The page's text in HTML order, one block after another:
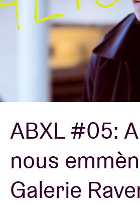
Infos visiteurs
AB ❤ you
Location de salles
BRDCST
ABtv
Chèque-concert
ABXL #05:
nous
Galerie